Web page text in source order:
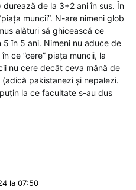
de la 3+2 ani în sus. În
muncii”. N-are nimeni glob
alături să ghicească ce
în 5 ani. Nimeni nu aduce de
ce ”cere” piața muncii, la
nu cere decât ceva mână de
pakistanezi și nepalezi.
la ce facultate s-au dus
la 07:50